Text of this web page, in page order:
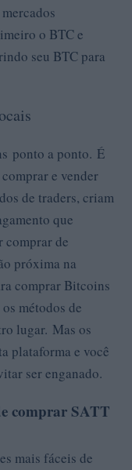
o BTC e
seu BTC para
ponto a ponto. É
e vender
de traders, criam
que
comprar de
próxima na
comprar Bitcoins
métodos de
lugar. Mas os
plataforma e você
ser enganado.
comprar SATT
mais fáceis de